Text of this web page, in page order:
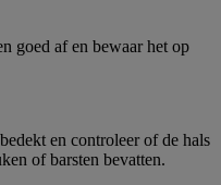
goed af en bewaar het op
en controleer of de hals
of barsten bevatten.